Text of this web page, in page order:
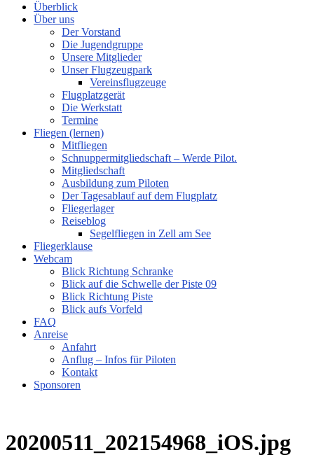
Überblick
Über uns
Der Vorstand
Die Jugendgruppe
Unsere Mitglieder
Unser Flugzeugpark
Vereinsflugzeuge
Flugplatzgerät
Die Werkstatt
Termine
Fliegen (lernen)
Mitfliegen
Schnuppermitgliedschaft – Werde Pilot.
Mitgliedschaft
Ausbildung zum Piloten
Der Tagesablauf auf dem Flugplatz
Fliegerlager
Reiseblog
Segelfliegen in Zell am See
Fliegerklause
Webcam
Blick Richtung Schranke
Blick auf die Schwelle der Piste 09
Blick Richtung Piste
Blick aufs Vorfeld
FAQ
Anreise
Anfahrt
Anflug – Infos für Piloten
Kontakt
Sponsoren
20200511_202154968_iOS.jpg